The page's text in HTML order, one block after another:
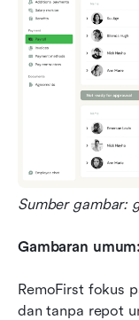
Sumber gambar:
Gambaran umum:
RemoFirst fokus
dan tanpa repot